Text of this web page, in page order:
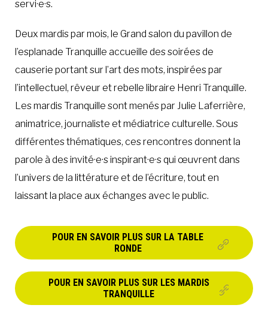
servi·e·s.
Deux mardis par mois, le Grand salon du pavillon de
l’esplanade Tranquille accueille des soirées de
causerie portant sur l’art des mots, inspirées par
l’intellectuel, rêveur et rebelle libraire Henri Tranquille.
Les mardis Tranquille sont menés par Julie Laferrière,
animatrice, journaliste et médiatrice culturelle. Sous
différentes thématiques, ces rencontres donnent la
parole à des invité·e·s inspirant·e·s qui œuvrent dans
l’univers de la littérature et de l’écriture, tout en
laissant la place aux échanges avec le public.
POUR EN SAVOIR PLUS SUR LA TABLE
RONDE
POUR EN SAVOIR PLUS SUR LES MARDIS
TRANQUILLE